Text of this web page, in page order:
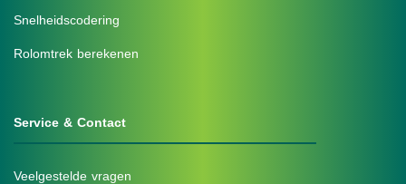
Snelheidscodering
Rolomtrek berekenen
Service & Contact
Veelgestelde vragen